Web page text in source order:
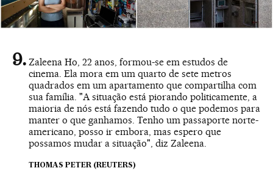
Zaleena Ho, 22 anos, formou-se em estudos de
cinema. Ela mora em um quarto de sete metros
quadrados em um apartamento que compartilha com
sua família. "A situação está piorando politicamente, a
maioria de nós está fazendo tudo o que podemos para
manter o que ganhamos. Tenho um passaporte norte-
americano, posso ir embora, mas espero que
possamos mudar a situação", diz Zaleena.
THOMAS PETER (REUTERS)